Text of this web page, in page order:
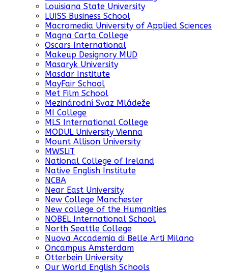
Louisiana State University
LUISS Business School
Macromedia University of Applied Sciences
Magna Carta College
Oscars International
Makeup Designory MUD
Masaryk University
Masdar Institute
MayFair School
Met Film School
Mezinárodní Svaz Mládeže
MI College
MLS International College
MODUL University Vienna
Mount Allison University
MWSLiT
National College of Ireland
Native English Institute
NCBA
Near East University
New College Manchester
New college of the Humanities
NOBEL International School
North Seattle College
Nuova Accademia di Belle Arti Milano
Oncampus Amsterdam
Otterbein University
Our World English Schools